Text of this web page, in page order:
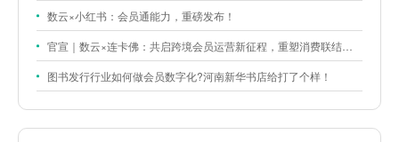
数云×小红书：会员通能力，重磅发布！
官宣｜数云×连卡佛：共启跨境会员运营新征程，重塑消费联结新体验
图书发行行业如何做会员数字化?河南新华书店给打了个样！